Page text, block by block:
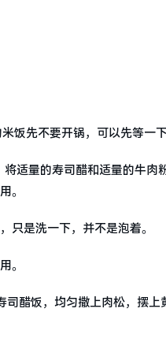
饭先不要开锅，可以先等一下
适量的寿司醋和适量的牛
。
只是洗一下，并不是泡着。
。
醋饭，均匀撒上肉松，摆上